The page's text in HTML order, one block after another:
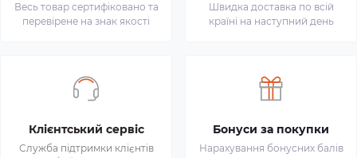
Весь товар сертифіковано та
перевірене на знак якості
Швидка доставка по всій
країні на наступний день
Клієнтський сервіс
Служба підтримки клієнтів
Бонуси за покупки
Нарахування бонусних балів